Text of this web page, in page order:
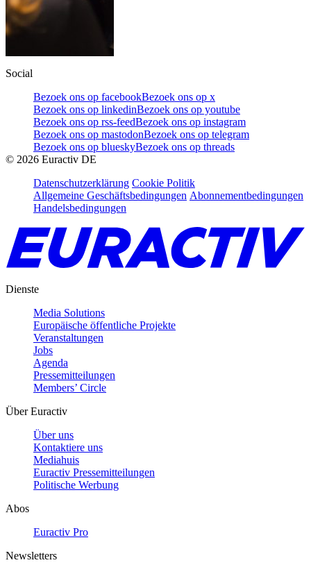
Social
Bezoek ons op facebookBezoek ons op x
Bezoek ons op linkedinBezoek ons op youtube
Bezoek ons op rss-feedBezoek ons op instagram
Bezoek ons op mastodonBezoek ons op telegram
Bezoek ons op blueskyBezoek ons op threads
© 2026 Euractiv DE
Datenschutzerklärung Cookie Politik
Allgemeine Geschäftsbedingungen Abonnementbedingungen
Handelsbedingungen
Dienste
Media Solutions
Europäische öffentliche Projekte
Veranstaltungen
Jobs
Agenda
Pressemitteilungen
Members’ Circle
Über Euractiv
Über uns
Kontaktiere uns
Mediahuis
Euractiv Pressemitteilungen
Politische Werbung
Abos
Euractiv Pro
Newsletters